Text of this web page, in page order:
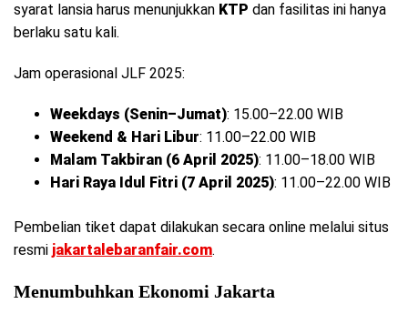
syarat lansia harus menunjukkan KTP dan fasilitas ini hanya
berlaku satu kali.
Jam operasional JLF 2025:
Weekdays (Senin–Jumat): 15.00–22.00 WIB
Weekend & Hari Libur: 11.00–22.00 WIB
Malam Takbiran (6 April 2025): 11.00–18.00 WIB
Hari Raya Idul Fitri (7 April 2025): 11.00–22.00 WIB
Pembelian tiket dapat dilakukan secara online melalui situs
resmi jakartalebaranfair.com.
Menumbuhkan Ekonomi Jakarta